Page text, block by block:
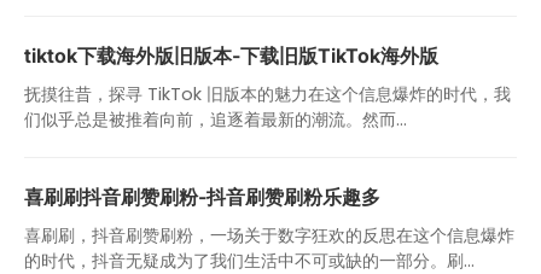
tiktok下载海外版旧版本-下载旧版TikTok海外版
抚摸往昔，探寻 TikTok 旧版本的魅力在这个信息爆炸的时代，我
们似乎总是被推着向前，追逐着最新的潮流。然而...
喜刷刷抖音刷赞刷粉-抖音刷赞刷粉乐趣多
喜刷刷，抖音刷赞刷粉，一场关于数字狂欢的反思在这个信息爆炸
的时代，抖音无疑成为了我们生活中不可或缺的一部分。刷...